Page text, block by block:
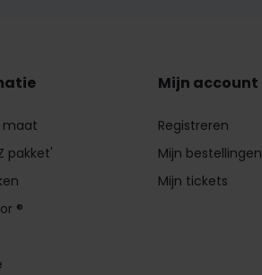
maat
pakket'
®
Mijn account
Registreren
Mijn bestellingen
Mijn tickets